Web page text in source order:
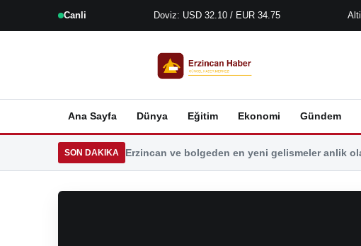
Canli Doviz: USD 32.10 / EUR 34.75
Ana Sayfa Dünya Eğitim Ekonomi Gündem
SON DAKIKA Erzincan ve bolgeden en yeni gelismeler anlik